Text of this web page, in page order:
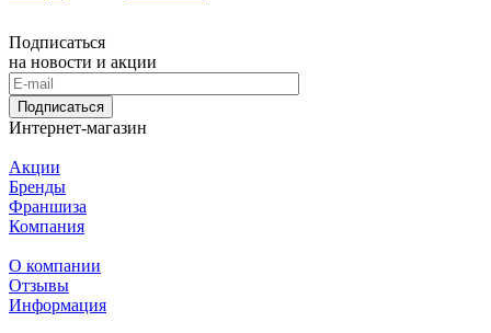
Подписаться
на новости и акции
Подписаться
Интернет-магазин
Акции
Бренды
Франшиза
Компания
О компании
Отзывы
Информация